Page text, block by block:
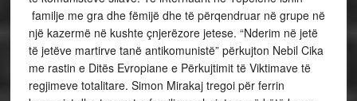
familje me gra dhe fëmijë dhe të përqendruar në grupe në
një kazermë në kushte çnjerëzore jetese. “Nderim në jetë
të jetëve martirve tanë antikomunistë” përkujton Nebil Cika
me rastin e Ditës Evropiane e Përkujtimit të Viktimave të
regjimeve totalitare. Simon Mirakaj tregoi për ferrin